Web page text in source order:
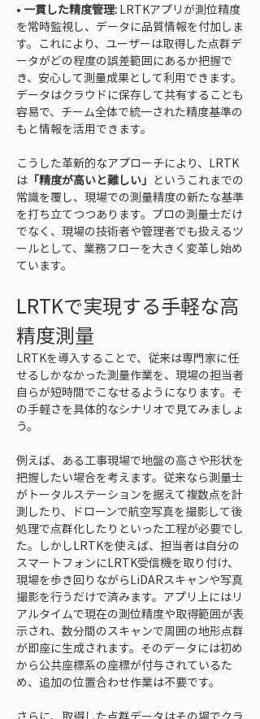
• 一貫した精度管理: LRTKアプリが測位精度
を常時監視し、データに品質情報を付加しま
す。これにより、ユーザーは取得した点群デ
ータがどの程度の誤差範囲にあるか把握で
き、安心して測量成果として利用できます。
データはクラウドに保存して共有することも
容易で、チーム全体で統一された精度基準の
もと情報を活用できます。
こうした革新的なアプローチにより、LRTK
は 「精度が高いと難しい」 というこれまでの
常識を覆し、現場での測量精度の新たな基準
を打ち立てつつあります。プロの測量士だけ
でなく、現場の技術者や管理者でも扱えるツ
ールとして、業務フローを大きく変革し始め
ています。
LRTKで実現する手軽な高
精度測量
LRTKを導入することで、従来は専門家に任
せるしかなかった測量作業を、現場の担当者
自らが短時間でこなせるようになります。そ
の手軽さを具体的なシナリオで見てみましょ
う。
例えば、ある工事現場で地盤の高さや形状を
把握したい場合を考えます。従来なら測量士
がトータルステーションを据えて複数点を計
測したり、ドローンで航空写真を撮影して後
処理で点群化したりといった工程が必要でし
た。しかしLRTKを使えば、担当者は自分の
スマートフォンにLRTK受信機を取り付け、
現場を歩き回りながらLiDARスキャンや写真
撮影を行うだけで済みます。アプリ上にはリ
アルタイムで現在の測位精度や取得範囲が表
示され、数分間のスキャンで周囲の地形点群
が即座に生成されます。そのデータには初め
から公共座標系の座標が付与されているた
め、追加の位置合わせ作業は不要です。
さらに、取得した点群データはその場でクラ